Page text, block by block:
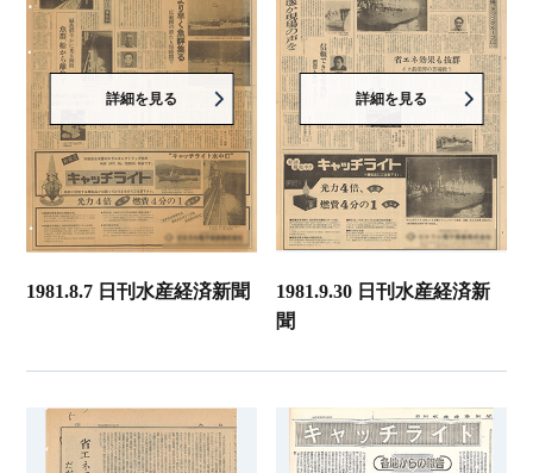
詳細を見る
1981.8.7 日刊水産経済新聞
詳細を見る
1981.9.30 日刊水産経済新
聞